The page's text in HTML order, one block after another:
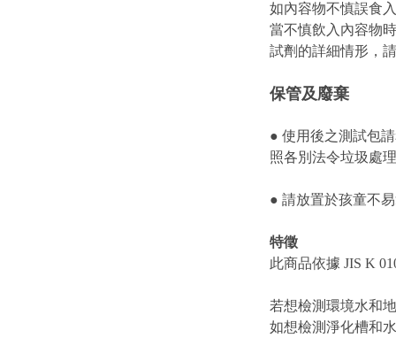
如內容物不慎誤食
當不慎飲入內容物
試劑的詳細情形，
保管及廢棄
● 使用後之測試包
照各別法令垃圾處
● 請放置於孩童不
特徵
此商品依據 JIS K
若想檢測環境水和
如想檢測淨化槽和